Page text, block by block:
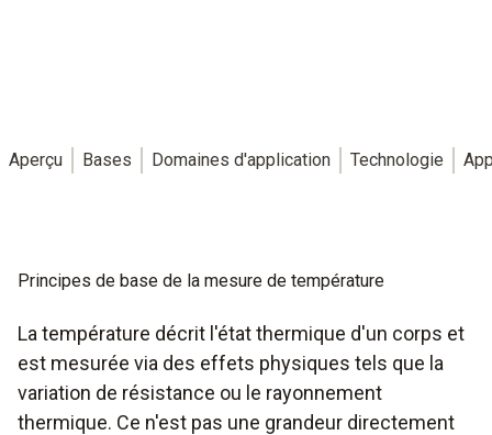
Aperçu Bases Domaines d'application Technologie
Principes de base de la mesure de température
La température décrit l'état thermique d'un corps et
est mesurée via des effets physiques tels que la
variation de résistance ou le rayonnement
thermique. Ce n'est pas une grandeur directement